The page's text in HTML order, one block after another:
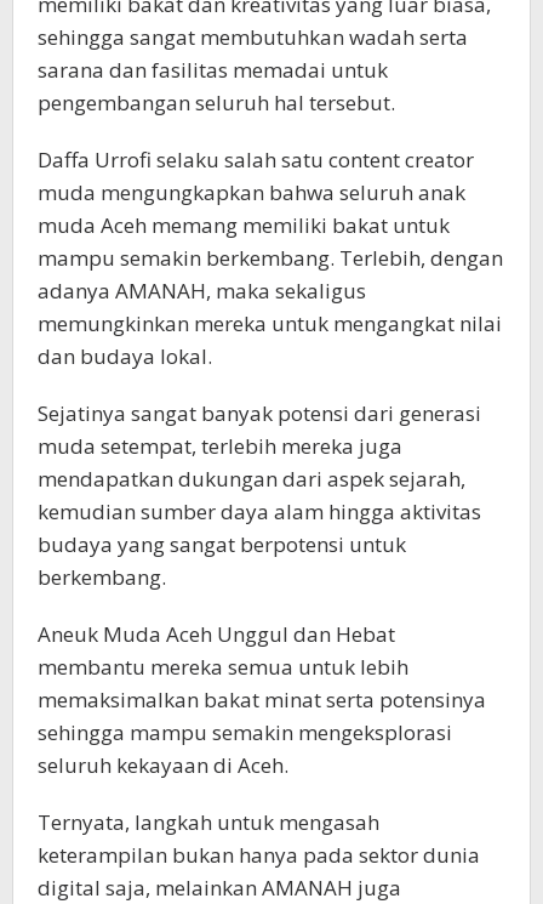
sehingga sangat membutuhkan wadah serta
sarana dan fasilitas memadai untuk
pengembangan seluruh hal tersebut.
Daffa Urrofi selaku salah satu content creator
muda mengungkapkan bahwa seluruh anak
muda Aceh memang memiliki bakat untuk
mampu semakin berkembang. Terlebih, dengan
adanya AMANAH, maka sekaligus
memungkinkan mereka untuk mengangkat nilai
dan budaya lokal.
Sejatinya sangat banyak potensi dari generasi
muda setempat, terlebih mereka juga
mendapatkan dukungan dari aspek sejarah,
kemudian sumber daya alam hingga aktivitas
budaya yang sangat berpotensi untuk
berkembang.
Aneuk Muda Aceh Unggul dan Hebat
membantu mereka semua untuk lebih
memaksimalkan bakat minat serta potensinya
sehingga mampu semakin mengeksplorasi
seluruh kekayaan di Aceh.
Ternyata, langkah untuk mengasah
keterampilan bukan hanya pada sektor dunia
digital saja, melainkan AMANAH juga